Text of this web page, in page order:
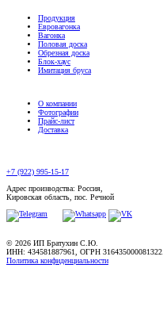
Продукция
Евровагонка
Вагонка
Половая доска
Обрезная доска
Блок-хаус
Имитация бруса
О компании
Фотографии
Прайс-лист
Доставка
+7 (922) 995-15-17
Адрес производства: Россия,
Кировская область, пос. Речной
© 2026 ИП Братухин С.Ю.
ИНН: 434581887961, ОГРН 316435000081322.
Политика конфиденциальности